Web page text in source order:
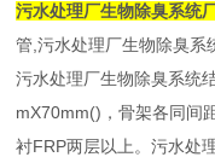
污水处理厂生物除臭系统
管,污水处理厂生物除臭系
污水处理厂生物除臭系统
mX70mm()，骨架各同间
衬FRP两层以上。污水处